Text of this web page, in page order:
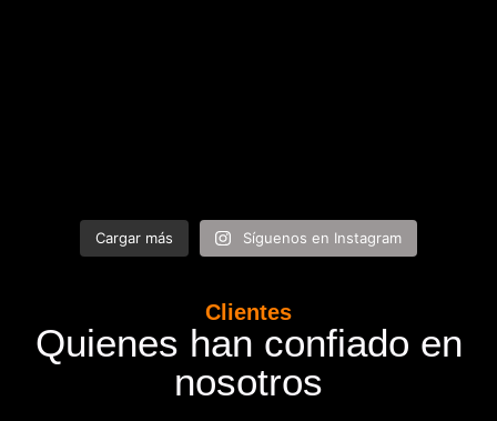
Cargar más Síguenos en Instagram
Clientes
Quienes han confiado en
nosotros